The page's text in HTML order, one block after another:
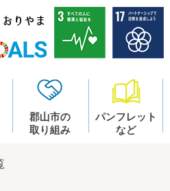
郡山市の
取り組み
パンフレット
など